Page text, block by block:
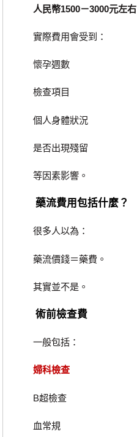
人民幣1500－3000元左右
實際費用會受到：
懷孕週數
檢查項目
個人身體狀況
是否出現殘留
等因素影響。
藥流費用包括什麼？
很多人以為：
藥流價錢＝藥費。
其實並不是。
術前檢查費
一般包括：
婦科檢查
B超檢查
血常規